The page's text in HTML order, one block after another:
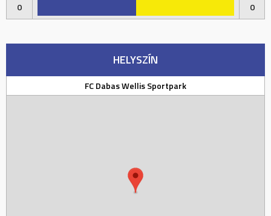
0
0
HELYSZÍN
FC Dabas Wellis Sportpark